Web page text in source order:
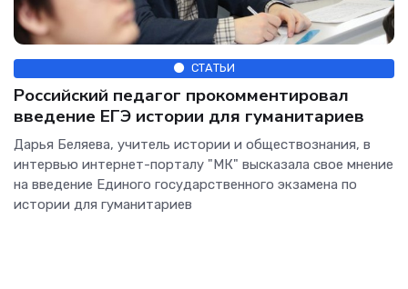
СТАТЬИ
Российский педагог прокомментировал
введение ЕГЭ истории для гуманитариев
Дарья Беляева, учитель истории и обществознания, в
интервью интернет-порталу "МК" высказала свое мнение
на введение Единого государственного экзамена по
истории для гуманитариев